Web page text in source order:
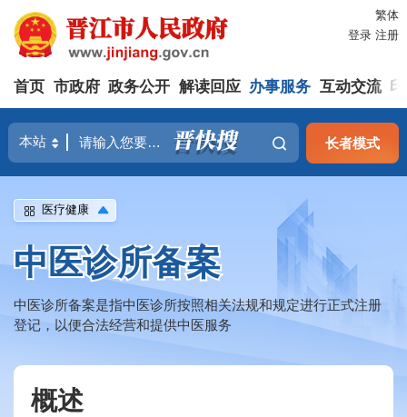
繁体
登录 注册
首页 市政府 政务公开 解读回应 办事服务 互动交流
长者模式
医疗健康
中医诊所备案
中医诊所备案是指中医诊所按照相关法规和规定进行正式注册
登记，以便合法经营和提供中医服务
概述